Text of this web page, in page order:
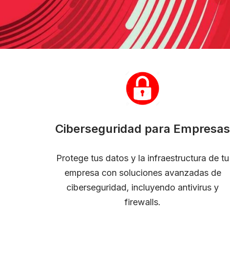
Ciberseguridad para Empresas
Protege tus datos y la infraestructura de tu
empresa con soluciones avanzadas de
ciberseguridad, incluyendo antivirus y
firewalls.